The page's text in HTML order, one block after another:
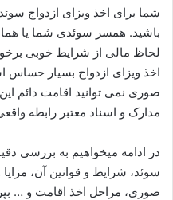
باشید. همسر سوئدی شما یا
لحاظ مالی از شرایط خوبی
اخذ ویزای ازدواج بسیار حساس
صوری نمی توانید اقامت دائم این
مدارک و اسناد معتبر رابطه
در ادامه میخواهیم به بررسی
سوئد، شرایط و قوانین آن،
صوری، مراحل اخذ اقامت و …